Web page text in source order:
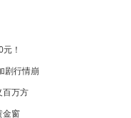
！
剧行情崩
百万方
金窗